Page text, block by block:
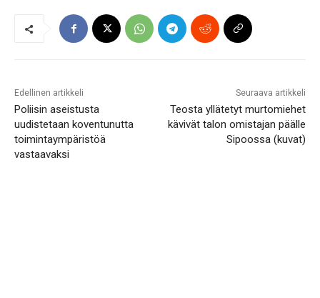
Edellinen artikkeli
Poliisin aseistusta
uudistetaan koventunutta
toimintaympäristöä
vastaavaksi
Seuraava artikkeli
Teosta yllätetyt murtomiehet
kävivät talon omistajan päälle
Sipoossa (kuvat)